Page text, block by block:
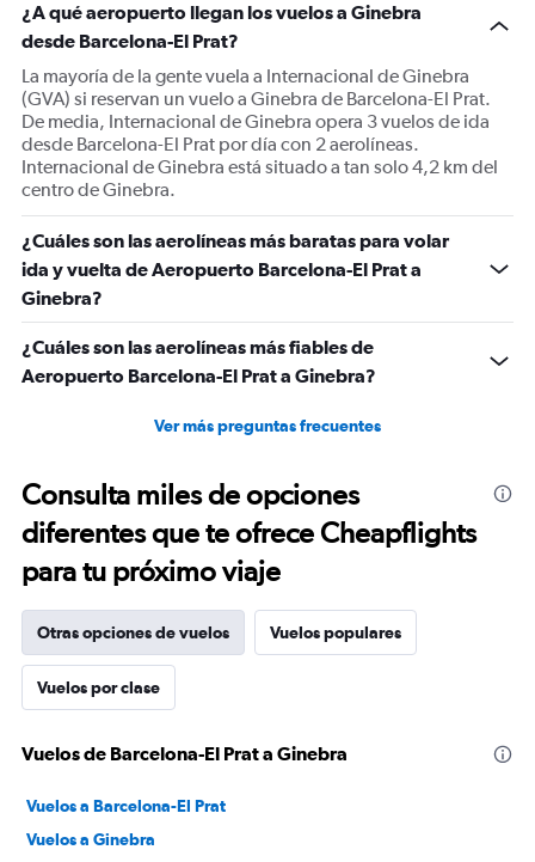
¿A qué aeropuerto llegan los vuelos a Ginebra
desde Barcelona-El Prat?
La mayoría de la gente vuela a Internacional de Ginebra
(GVA) si reservan un vuelo a Ginebra de Barcelona-El Prat.
De media, Internacional de Ginebra opera 3 vuelos de ida
desde Barcelona-El Prat por día con 2 aerolíneas.
Internacional de Ginebra está situado a tan solo 4,2 km del
centro de Ginebra.
¿Cuáles son las aerolíneas más baratas para volar
ida y vuelta de Aeropuerto Barcelona-El Prat a
Ginebra?
¿Cuáles son las aerolíneas más fiables de
Aeropuerto Barcelona-El Prat a Ginebra?
Ver más preguntas frecuentes
Consulta miles de opciones
diferentes que te ofrece Cheapflights
para tu próximo viaje
Otras opciones de vuelos Vuelos populares
Vuelos por clase
Vuelos de Barcelona-El Prat a Ginebra
Vuelos a Barcelona-El Prat
Vuelos a Ginebra